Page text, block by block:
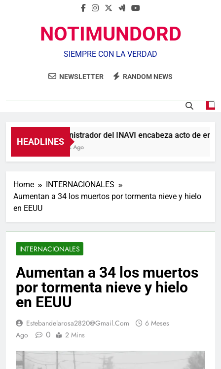
NOTIMUNDORD
SIEMPRE CON LA VERDAD
NEWSLETTER RANDOM NEWS
HEADLINES
Administrador del INAVI encabeza acto de
7 Horas Ago
Home
INTERNACIONALES
Aumentan a 34 los muertos por tormenta nieve y hielo
en EEUU
INTERNACIONALES
Aumentan a 34 los muertos
por tormenta nieve y hielo
en EEUU
Estebandelarosa2820@gmail.com
6 Meses
Ago
0 2 Mins